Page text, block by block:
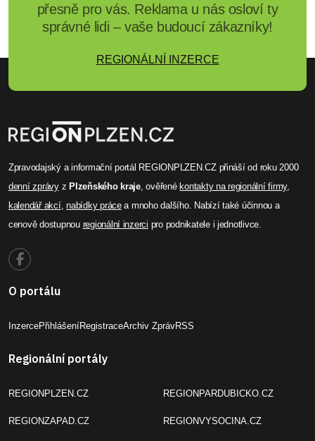
přesně pro vás. Reklama u nás osloví ty
správné lidi – vaše budoucí zákazníky!
REGIONÁLNÍ INZERCE
Zpravodajský a informační portál REGIONPLZEN.CZ přináší od roku 2000
denní zprávyzPlzeňského kraje, ověřenékontakty na regionální firmy,
kalendář akcí,nabídky prácea mnoho dalšího. Nabízí také účinnou a
cenově dostupnou regionální inzerci pro podnikatele i jednotlivce.
O portálu
InzercePřihlášeníRegistraceArchiv ZprávRSS
Regionální portály
REGIONPLZEN.CZ
REGIONZAPAD.CZ
REGIONPARDUBICKO.CZ
REGIONVYSOCINA.CZ